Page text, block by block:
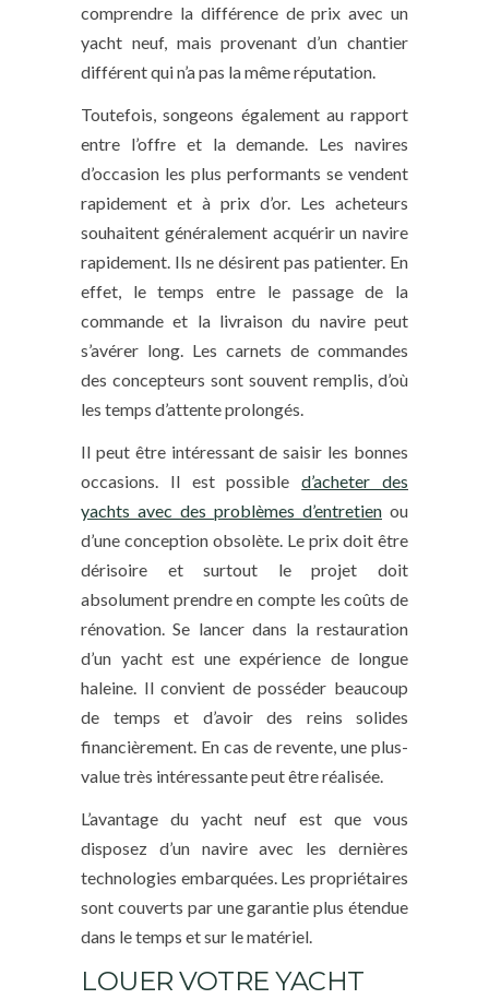
comprendre la différence de prix avec un
yacht neuf, mais provenant d’un chantier
différent qui n’a pas la même réputation.
Toutefois, songeons également au rapport
entre l’offre et la demande. Les navires
d’occasion les plus performants se vendent
rapidement et à prix d’or. Les acheteurs
souhaitent généralement acquérir un navire
rapidement. Ils ne désirent pas patienter. En
effet, le temps entre le passage de la
commande et la livraison du navire peut
s’avérer long. Les carnets de commandes
des concepteurs sont souvent remplis, d’où
les temps d’attente prolongés.
Il peut être intéressant de saisir les bonnes
occasions. Il est possibled’acheter des
yachts avec des problèmes d’entretien ou
d’une conception obsolète. Le prix doit être
dérisoire et surtout le projet doit
absolument prendre en compte les coûts de
rénovation. Se lancer dans la restauration
d’un yacht est une expérience de longue
haleine. Il convient de posséder beaucoup
de temps et d’avoir des reins solides
financièrement. En cas de revente, une plus-
value très intéressante peut être réalisée.
L’avantage du yacht neuf est que vous
disposez d’un navire avec les dernières
technologies embarquées. Les propriétaires
sont couverts par une garantie plus étendue
dans le temps et sur le matériel.
LOUER VOTRE YACHT